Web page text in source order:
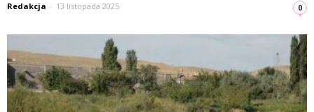
Redakcja - 13 listopada 2025 0